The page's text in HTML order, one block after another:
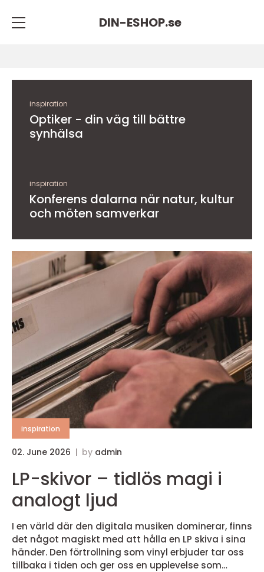
DIN-ESHOP.se
inspiration
Optiker - din väg till bättre
synhälsa
inspiration
Konferens dalarna när natur, kultur
och möten samverkar
inspiration
02. June 2026 by admin
LP-skivor – tidlös magi i
analogt ljud
I en värld där den digitala musiken dominerar, finns
det något magiskt med att hålla en LP skiva i sina
händer. Den förtrollning som vinyl erbjuder tar oss
tillbaka i tiden och ger oss en upplevelse som